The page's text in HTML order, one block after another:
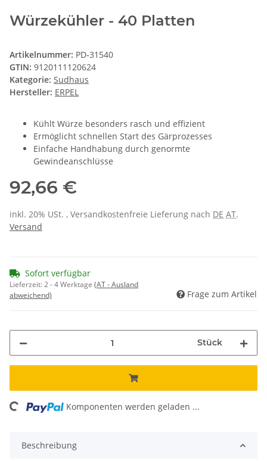
Würzekühler - 40 Platten
Artikelnummer: PD-31540
GTIN: 9120111120624
Kategorie: Sudhaus
Hersteller: ERPEL
Kühlt Würze besonders rasch und effizient
Ermöglicht schnellen Start des Gärprozesses
Einfache Handhabung durch genormte
Gewindeanschlüsse
92,66 €
inkl. 20% USt. , Versandkostenfreie Lieferung nach DE AT.
Versand
Sofort verfügbar
Lieferzeit:2 - 4 Werktage (AT - Ausland
abweichend)
Frage zum Artikel
Stück
Komponenten werden geladen ...
Beschreibung